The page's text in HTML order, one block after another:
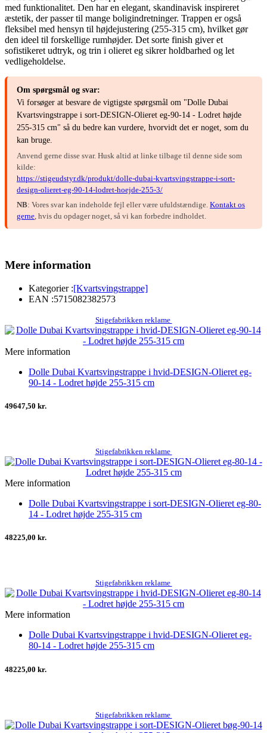
med funktionalitet. Den har en elegant, skandinavisk inspireret
æstetik, der passer til mange boligindretninger. Trappen er også
fleksibel med hensyn til højdejustering (255-315 cm), hvilket gør
den ideel til forskellige rumhøjder. Det sorte finish giver et
sofistikeret udtryk, og trin i olieret eg sikrer holdbarhed og let
vedligeholdelse.
Om spørgsmål og svar:
Vi forsøger at besvare de vigtigste spørgsmål om "Dolle Dubai
Kvartsvingstrappe i sort-DESIGN-Olieret eg-90-14 - Lodret højde
255-315 cm" så du bedre kan vurdere, hvorvidt det er noget, som du
kan bruge.
Anvend gerne disse svar. Husk altid at linke tilbage til denne side som
kilde:
https://stigeudstyr.dk/produkt/dolle-dubai-kvartsvingstrappe-i-sort-
design-olieret-eg-90-14-lodret-hoejde-255-3/
NB: Vores svar kan indeholde fejl eller være ufuldstændige. Kontakt os
gerne, hvis du opdager noget, så vi kan forbedre indholdet.
Mere information
Kategorier :[Kvartsvingstrappe]
EAN :5715082382573
Stigefabrikken reklame
Mere information
Dolle Dubai Kvartsvingstrappe i hvid-DESIGN-Olieret eg-
90-14 - Lodret højde 255-315 cm
49647,50 kr.
Stigefabrikken reklame
Mere information
Dolle Dubai Kvartsvingstrappe i sort-DESIGN-Olieret eg-80-
14 - Lodret højde 255-315 cm
48225,00 kr.
Stigefabrikken reklame
Mere information
Dolle Dubai Kvartsvingstrappe i hvid-DESIGN-Olieret eg-
80-14 - Lodret højde 255-315 cm
48225,00 kr.
Stigefabrikken reklame